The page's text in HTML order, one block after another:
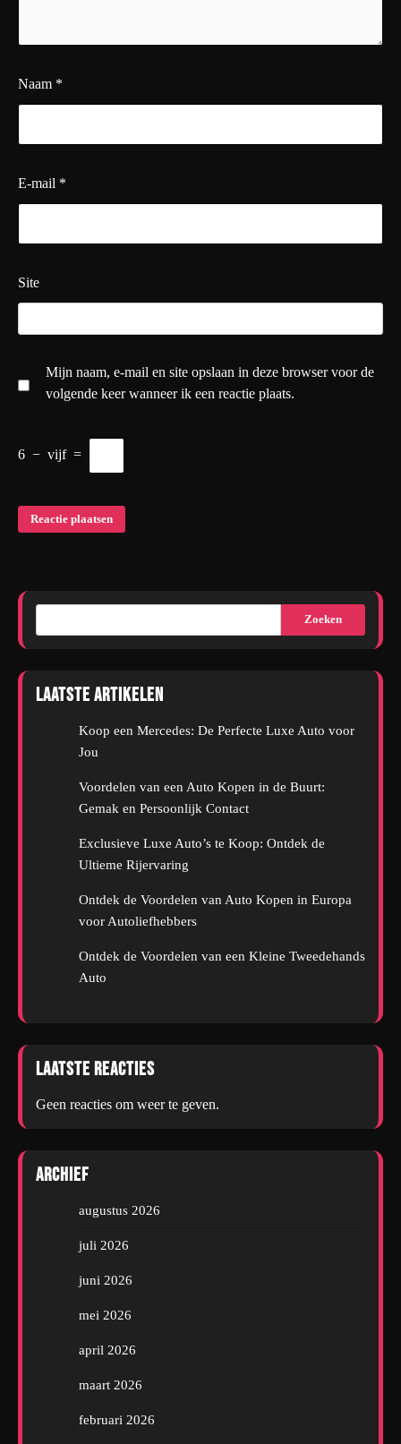
Naam *
E-mail *
Site
Mijn naam, e-mail en site opslaan in deze browser voor de
volgende keer wanneer ik een reactie plaats.
6 − vijf =
Zoeken
Laatste artikelen
Koop een Mercedes: De Perfecte Luxe Auto voor
Jou
Voordelen van een Auto Kopen in de Buurt:
Gemak en Persoonlijk Contact
Exclusieve Luxe Auto’s te Koop: Ontdek de
Ultieme Rijervaring
Ontdek de Voordelen van Auto Kopen in Europa
voor Autoliefhebbers
Ontdek de Voordelen van een Kleine Tweedehands
Auto
Laatste reacties
Geen reacties om weer te geven.
Archief
augustus 2026
juli 2026
juni 2026
mei 2026
april 2026
maart 2026
februari 2026